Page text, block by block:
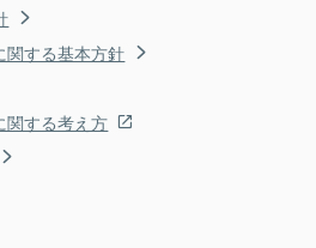
関する基本方針
関する考え方